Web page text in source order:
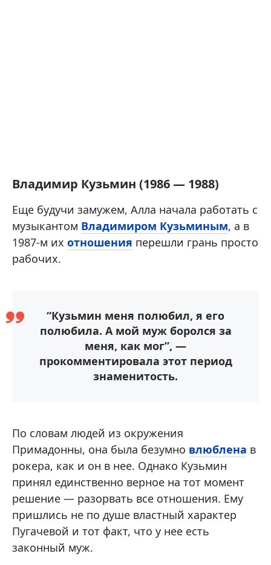
Владимир Кузьмин (1986 — 1988)
Еще будучи замужем, Алла начала работать с
музыкантом Владимиром Кузьминым, а в
1987-м их отношения перешли грань просто
рабочих.
“Кузьмин меня полюбил, я его
полюбила. А мой муж боролся за
меня, как мог”, —
прокомментировала этот период
знаменитость.
По словам людей из окружения
Примадонны, она была безумно влюблена в
рокера, как и он в нее. Однако Кузьмин
принял единственно верное на тот момент
решение — разорвать все отношения. Ему
пришлись не по душе властный характер
Пугачевой и тот факт, что у нее есть
законный муж.